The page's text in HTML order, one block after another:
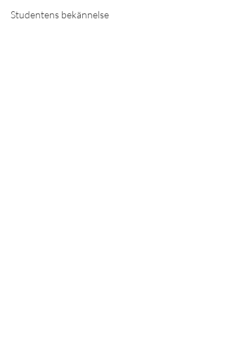
Studentens bekännelse
Vad kan man göra hos o